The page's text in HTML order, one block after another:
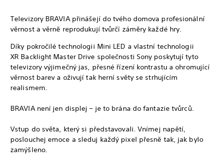
Televizory BRAVIA přinášejí do tvého domova profesionální
věrnost a věrně reprodukují tvůrčí záměry každé hry.
Díky pokročilé technologii Mini LED a vlastní technologii
XR Backlight Master Drive společnosti Sony poskytují tyto
televizory výjimečný jas, přesné řízení kontrastu a ohromující
věrnost barev a oživují tak herní světy se strhujícím
realismem.
BRAVIA není jen displej – je to brána do fantazie tvůrců.
Vstup do světa, který si představovali. Vnímej napětí,
poslouchej emoce a sleduj každý pixel přesně tak, jak bylo
zamýšleno.